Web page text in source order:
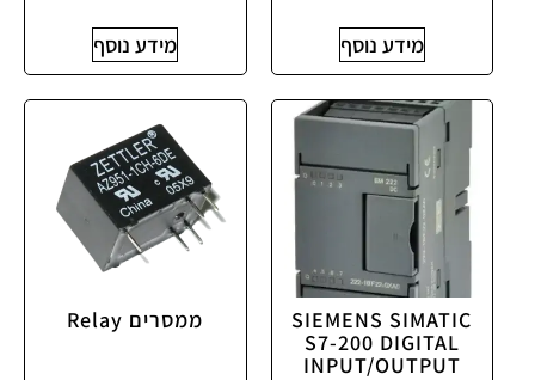
מידע נוסף מידע נוסף
SIEMENS SIMATIC
S7-200 DIGITAL
INPUT/OUTPUT
ממסרים Relay